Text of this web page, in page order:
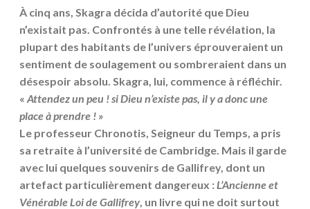
À cinq ans, Skagra décida d’autorité que Dieu
n’existait pas. Confrontés à une telle révélation, la
plupart des habitants de l’univers éprouveraient un
sentiment de soulagement ou sombreraient dans un
désespoir absolu. Skagra, lui, commence à réfléchir.
« Attendez un peu ! si Dieu n’existe pas, il y a donc une
place à prendre ! »
Le professeur Chronotis, Seigneur du Temps, a pris
sa retraite à l’université de Cambridge. Mais il garde
avec lui quelques souvenirs de Gallifrey, dont un
artefact particulièrement dangereux : L’Ancienne et
Vénérable Loi de Gallifrey , un livre qui ne doit surtout